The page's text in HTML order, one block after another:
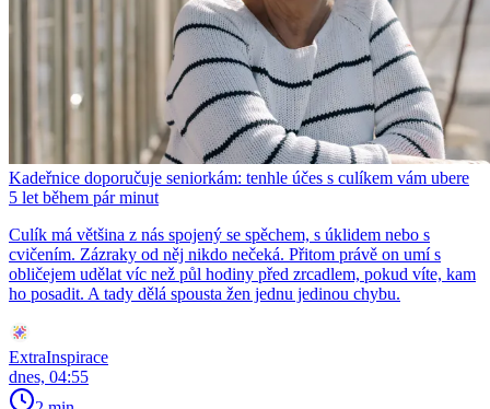
Kadeřnice doporučuje seniorkám: tenhle účes s culíkem vám ubere
5 let během pár minut
Culík má většina z nás spojený se spěchem, s úklidem nebo s
cvičením. Zázraky od něj nikdo nečeká. Přitom právě on umí s
obličejem udělat víc než půl hodiny před zrcadlem, pokud víte, kam
ho posadit. A tady dělá spousta žen jednu jedinou chybu.
ExtraInspirace
dnes, 04:55